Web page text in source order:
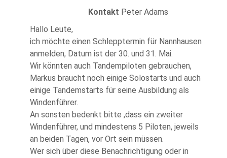
Kontakt Peter Adams
Hallo Leute,
ich möchte einen Schlepptermin für Nannhausen
anmelden, Datum ist der 30. und 31. Mai.
Wir könnten auch Tandempiloten gebrauchen,
Markus braucht noch einige Solostarts und auch
einige Tandemstarts für seine Ausbildung als
Windenführer.
An sonsten bedenkt bitte ,dass ein zweiter
Windenführer, und mindestens 5 Piloten, jeweils
an beiden Tagen, vor Ort sein müssen.
Wer sich über diese Benachrichtigung oder in